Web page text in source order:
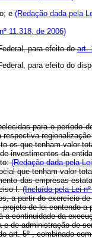
e (Redação dada pela
11.318, de 2006)
para efeito doart.
para efeito do
para o período
respectiva
os que tenham valor
investimentos da
(Redação dada pela
que tenham valor
das empresas
I.(Incluído pela Lei
a partir do exercício
de lei contendo
a continuidade da
de administração de
art. 5º , combinado